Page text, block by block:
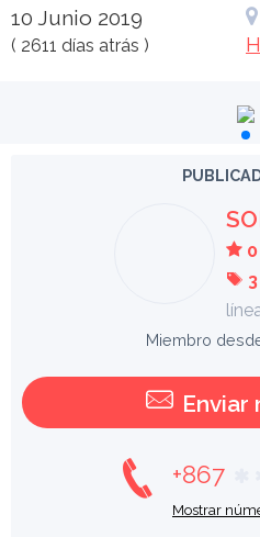
10 Junio 2019
( 2611 días atrás )
0
3
Miembro
Enviar
+867
Mostrar